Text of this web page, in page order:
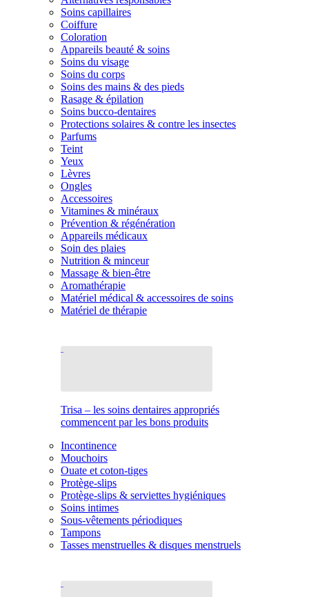
Soins capillaires
Coiffure
Coloration
Appareils beauté & soins
Soins du visage
Soins du corps
Soins des mains & des pieds
Rasage & épilation
Soins bucco-dentaires
Protections solaires & contre les insectes
Parfums
Teint
Yeux
Lèvres
Ongles
Accessoires
Vitamines & minéraux
Prévention & régénération
Appareils médicaux
Soin des plaies
Nutrition & minceur
Massage & bien-être
Aromathérapie
Matériel médical & accessoires de soins
Matériel de thérapie
Trisa – les soins dentaires appropriés
commencent par les bons produits
Incontinence
Mouchoirs
Ouate et coton-tiges
Protège-slips
Protège-slips & serviettes hygiéniques
Soins intimes
Sous-vêtements périodiques
Tampons
Tasses menstruelles & disques menstruels